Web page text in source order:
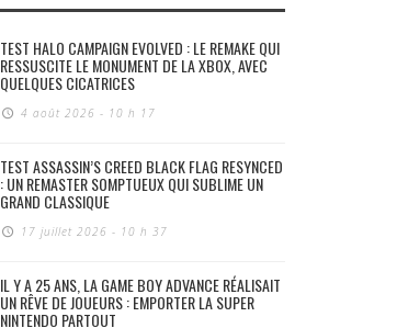
TEST HALO CAMPAIGN EVOLVED : LE REMAKE QUI
RESSUSCITE LE MONUMENT DE LA XBOX, AVEC
QUELQUES CICATRICES
4 août 2026 - 10 h 17
TEST ASSASSIN’S CREED BLACK FLAG RESYNCED
: UN REMASTER SOMPTUEUX QUI SUBLIME UN
GRAND CLASSIQUE
17 juillet 2026 - 10 h 37
IL Y A 25 ANS, LA GAME BOY ADVANCE RÉALISAIT
UN RÊVE DE JOUEURS : EMPORTER LA SUPER
NINTENDO PARTOUT